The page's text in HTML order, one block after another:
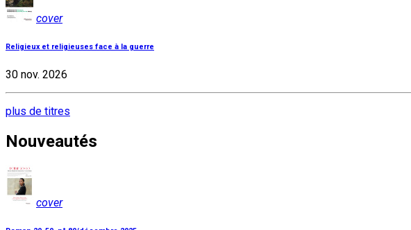
cover
Religieux et religieuses face à la guerre
30 nov. 2026
plus de titres
Nouveautés
cover